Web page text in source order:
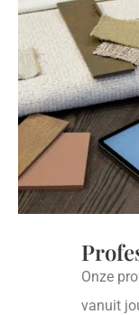
Onze
vanuit